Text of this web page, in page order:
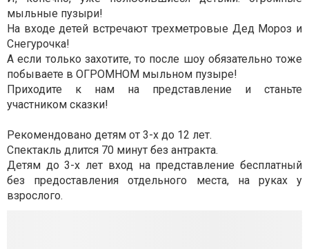
мыльные пузыри!
На входе детей встречают трехметровые Дед Мороз и
Снегурочка!
А если только захотите, то после шоу обязательно тоже
побываете в ОГРОМНОМ мыльном пузыре!
Приходите к нам на представление и станьте
участником сказки!
Рекомендовано детям от 3-х до 12 лет.
Спектакль длится 70 минут без антракта.
Детям до 3-х лет вход на представление бесплатный
без предоставления отдельного места, на руках у
взрослого.